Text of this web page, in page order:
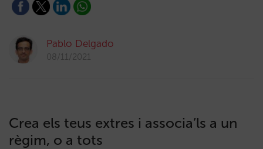
Pablo Delgado
08/11/2021
Crea els teus extres i associa’ls a un
règim, o a tots